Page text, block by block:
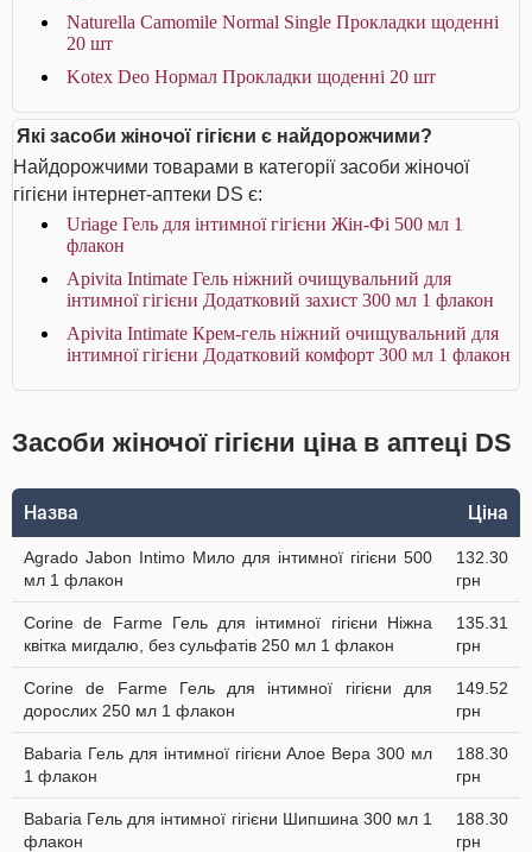
Naturella Camomile Normal Single Прокладки щоденнi
20 шт
Kotex Deo Нормал Прокладки щоденні 20 шт
Які засоби жіночої гігієни є найдорожчими?
Найдорожчими товарами в категорії засоби жіночої
гігієни інтернет-аптеки DS є:
Uriage Гель для інтимної гігієни Жін-Фі 500 мл 1
флакон
Apivita Intimate Гель ніжний очищувальний для
інтимної гігієни Додатковий захист 300 мл 1 флакон
Apivita Intimate Крем-гель ніжний очищувальний для
інтимної гігієни Додатковий комфорт 300 мл 1 флакон
Засоби жіночої гігієни ціна в аптеці DS
Назва Ціна
Agrado Jabon Intimo Мило для інтимної гігієни 500
мл 1 флакон
132.30
грн
Corine de Farme Гель для інтимної гігієни Ніжна
квітка мигдалю, без сульфатів 250 мл 1 флакон
135.31
грн
Corine de Farme Гель для інтимної гігієни для
дорослих 250 мл 1 флакон
149.52
грн
Babaria Гель для інтимної гігієни Алое Вера 300 мл
1 флакон
188.30
грн
Babaria Гель для інтимної гігієни Шипшина 300 мл 1
флакон
188.30
грн